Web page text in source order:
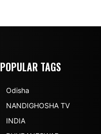
POPULAR TAGS
Odisha
NANDIGHOSHA TV
INDIA